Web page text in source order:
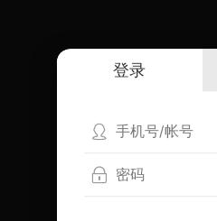
登录